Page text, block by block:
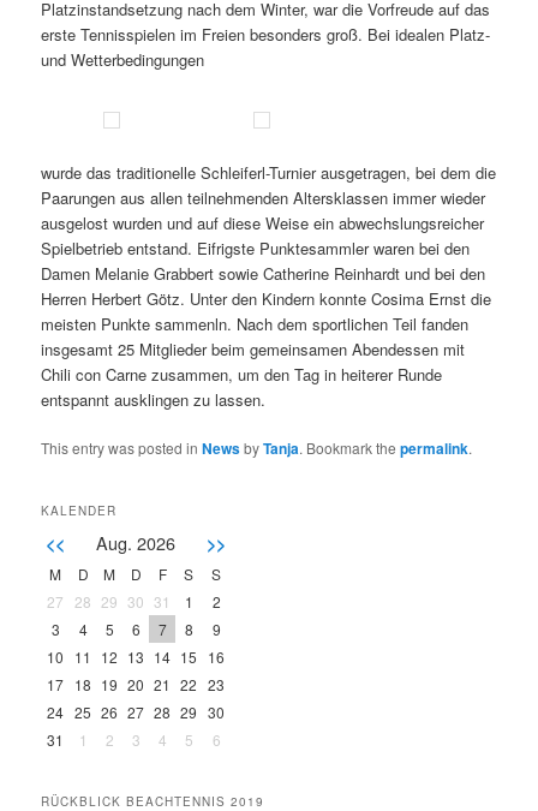
Platzinstandsetzung nach dem Winter, war die Vorfreude auf das
erste Tennisspielen im Freien besonders groß. Bei idealen Platz-
und Wetterbedingungen
wurde das traditionelle Schleiferl-Turnier ausgetragen, bei dem die
Paarungen aus allen teilnehmenden Altersklassen immer wieder
ausgelost wurden und auf diese Weise ein abwechslungsreicher
Spielbetrieb entstand. Eifrigste Punktesammler waren bei den
Damen Melanie Grabbert sowie Catherine Reinhardt und bei den
Herren Herbert Götz. Unter den Kindern konnte Cosima Ernst die
meisten Punkte sammenln. Nach dem sportlichen Teil fanden
insgesamt 25 Mitglieder beim gemeinsamen Abendessen mit
Chili con Carne zusammen, um den Tag in heiterer Runde
entspannt ausklingen zu lassen.
This entry was posted inNewsbyTanja. Bookmark thepermalink.
KALENDER
<< Aug. 2026 >>
M D M D F S
S
27
28 29 30 31 1
2
3
4 5 6 7 8
9
10
11 12 13 14 15
16
17 18 19 20 21 22 23
24 25 26 27 28 29 30
31
1 2 3 4 5 6
RÜCKBLICK BEACHTENNIS 2019